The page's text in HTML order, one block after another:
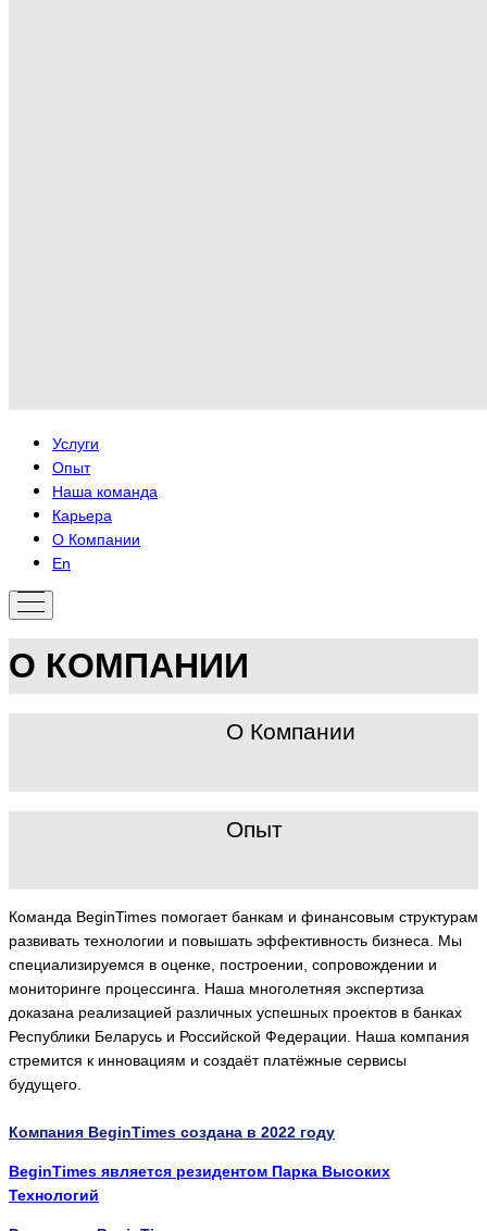
Услуги
Опыт
Наша команда
Карьера
О Компании
En
О КОМПАНИИ
О Компании
Опыт
Команда BeginTimes помогает банкам и финансовым структурам
развивать технологии и повышать эффективность бизнеса. Мы
специализируемся в оценке, построении, сопровождении и
мониторинге процессинга. Наша многолетняя экспертиза
доказана реализацией различных успешных проектов в банках
Республики Беларусь и Российской Федерации. Наша компания
стремится к инновациям и создаёт платёжные сервисы
будущего.
Компания BeginTimes создана в 2022 году
BeginTimes является резидентом Парка Высоких
Технологий